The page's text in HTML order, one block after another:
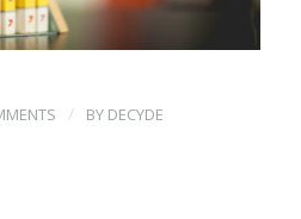
/ BY DECYDE